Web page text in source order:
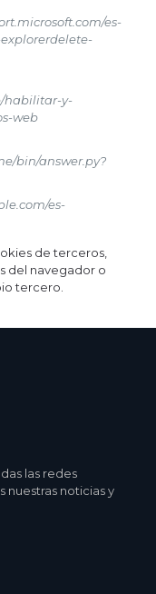
es-
habilitar-y-
web
bin/answer.py?
es-
de terceros,
del navegador o
tercero.
las redes
nuestras noticias y